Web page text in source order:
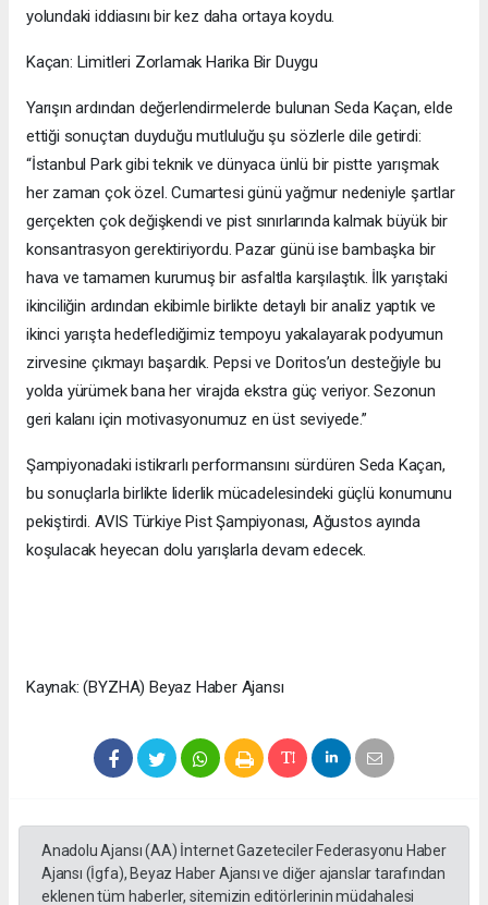
yolundaki iddiasını bir kez daha ortaya koydu.
Kaçan: Limitleri Zorlamak Harika Bir Duygu
Yarışın ardından değerlendirmelerde bulunan Seda Kaçan, elde
ettiği sonuçtan duyduğu mutluluğu şu sözlerle dile getirdi:
“İstanbul Park gibi teknik ve dünyaca ünlü bir pistte yarışmak
her zaman çok özel. Cumartesi günü yağmur nedeniyle şartlar
gerçekten çok değişkendi ve pist sınırlarında kalmak büyük bir
konsantrasyon gerektiriyordu. Pazar günü ise bambaşka bir
hava ve tamamen kurumuş bir asfaltla karşılaştık. İlk yarıştaki
ikinciliğin ardından ekibimle birlikte detaylı bir analiz yaptık ve
ikinci yarışta hedeflediğimiz tempoyu yakalayarak podyumun
zirvesine çıkmayı başardık. Pepsi ve Doritos’un desteğiyle bu
yolda yürümek bana her virajda ekstra güç veriyor. Sezonun
geri kalanı için motivasyonumuz en üst seviyede.”
Şampiyonadaki istikrarlı performansını sürdüren Seda Kaçan,
bu sonuçlarla birlikte liderlik mücadelesindeki güçlü konumunu
pekiştirdi. AVIS Türkiye Pist Şampiyonası, Ağustos ayında
koşulacak heyecan dolu yarışlarla devam edecek.
Kaynak: (BYZHA) Beyaz Haber Ajansı
Anadolu Ajansı (AA) İnternet Gazeteciler Federasyonu Haber
Ajansı (İgfa), Beyaz Haber Ajansı ve diğer ajanslar tarafından
eklenen tüm haberler, sitemizin editörlerinin müdahalesi